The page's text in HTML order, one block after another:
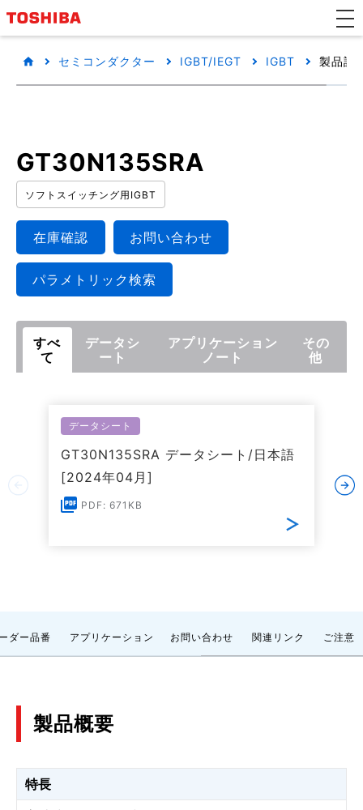
セミコンダクター IGBT/IEGT IGBT 製品詳
GT30N135SRA
ソフトスイッチング用IGBT
在庫確認 お問い合わせ
パラメトリック検索
すべ
て
データシ
ート
アプリケーション
ノート
その
他
データシート
GT30N135SRA データシート/日本語
[2024年04月]
PDF: 671KB
ダー品番 アプリケーション お問い合わせ 関連リンク ご注意
製品概要
特長